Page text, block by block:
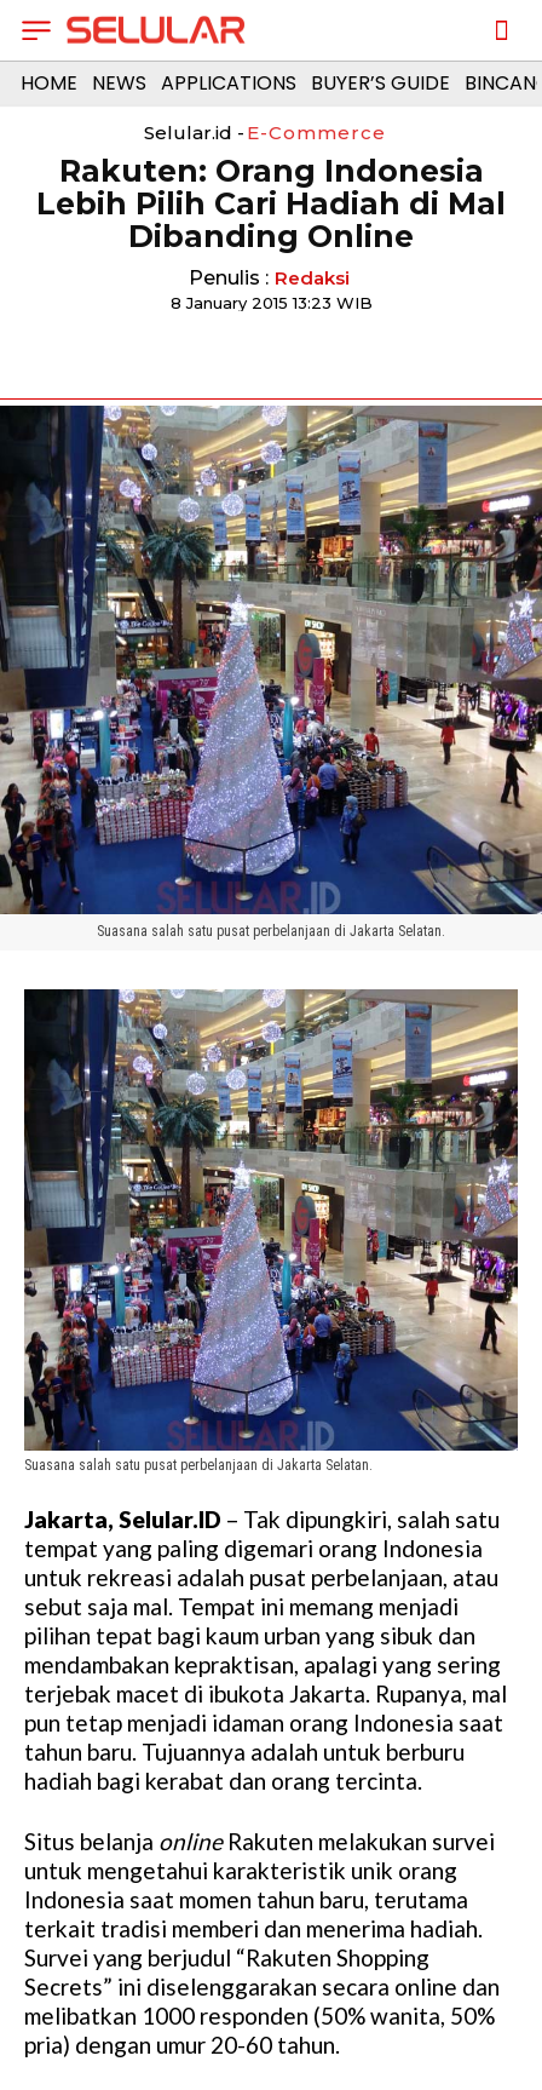
HOME NEWS APPLICATIONS BUYER’S GUIDE
Selular.id - E-Commerce
Rakuten: Orang Indonesia
Lebih Pilih Cari Hadiah di Mal
Dibanding Online
Penulis : Redaksi
8 January 2015 13:23 WIB
Suasana salah satu pusat perbelanjaan di Jakarta Selatan.
Suasana salah satu pusat perbelanjaan di Jakarta Selatan.
Jakarta, Selular.ID – Tak dipungkiri, salah satu
tempat yang paling digemari orang Indonesia
untuk rekreasi adalah pusat perbelanjaan, atau
sebut saja mal. Tempat ini memang menjadi
pilihan tepat bagi kaum urban yang sibuk dan
mendambakan kepraktisan, apalagi yang sering
terjebak macet di ibukota Jakarta. Rupanya, mal
pun tetap menjadi idaman orang Indonesia saat
tahun baru. Tujuannya adalah untuk berburu
hadiah bagi kerabat dan orang tercinta.
Situs belanja onlineRakuten melakukan survei
untuk mengetahui karakteristik unik orang
Indonesia saat momen tahun baru, terutama
terkait tradisi memberi dan menerima hadiah.
Survei yang berjudul “Rakuten Shopping
Secrets” ini diselenggarakan secara online dan
melibatkan 1000 responden (50% wanita, 50%
pria) dengan umur 20-60 tahun.